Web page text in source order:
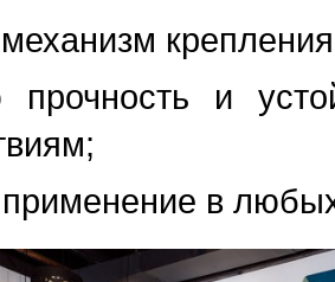
прочность и
в